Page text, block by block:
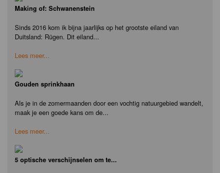
Making of: Schwanenstein
Sinds 2016 kom ik bijna jaarlijks op het grootste eiland van
Duitsland: Rügen. Dit eiland...
Lees meer...
Gouden sprinkhaan
Als je in de zomermaanden door een vochtig natuurgebied wandelt,
maak je een goede kans om de...
Lees meer...
5 optische verschijnselen om te...